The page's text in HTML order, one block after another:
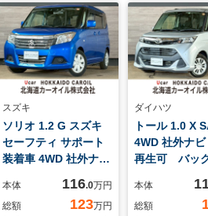
スズキ
ソリオ 1.2 G スズキ
セーフティ サポート
装着車 4WD 社外ナ
オーディオ Fドライ
ブレコーダークルーズ
本体 116.0万円
総額
123万円
ダイハツ
トール 1.0 X
4WD 社外ナ
再生可 バッ
ィオ 左電動
ドア ETC
本体
総額